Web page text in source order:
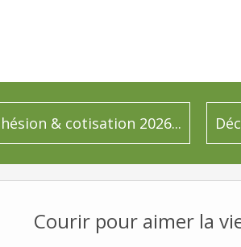
& cotisation 2026...
Courir pour aimer la